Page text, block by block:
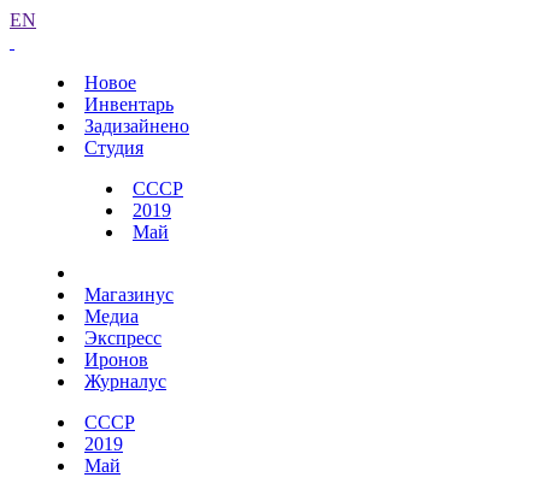
EN
Новое
Инвентарь
Задизайнено
Студия
СССР
2019
Май
Магазинус
Медиа
Экспресс
Иронов
Журналус
СССР
2019
Май